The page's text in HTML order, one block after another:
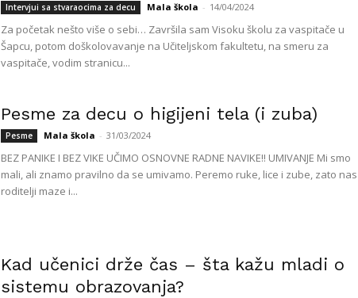
Intervjui sa stvaraocima za decu Mala škola - 14/04/2024
Za početak nešto više o sebi… Završila sam Visoku školu za vaspitače u
Šapcu, potom doškolovavanje na Učiteljskom fakultetu, na smeru za
vaspitače, vodim stranicu...
Pesme za decu o higijeni tela (i zuba)
Pesme Mala škola - 31/03/2024
BEZ PANIKE I BEZ VIKE UČIMO OSNOVNE RADNE NAVIKE!! UMIVANJE Mi smo
mali, ali znamo pravilno da se umivamo. Peremo ruke, lice i zube, zato nas
roditelji maze i...
Kad učenici drže čas – šta kažu mladi o
sistemu obrazovanja?